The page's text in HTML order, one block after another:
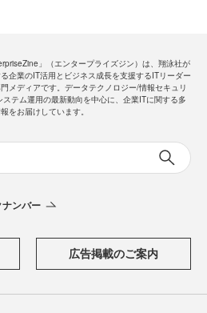
」（エンタープライズジン）は、翔泳社が
企業のIT活用とビジネス成長を支援するITリーダー
メディアです。データテクノロジー/情報セキュリ
ステム運用の最新動向を中心に、企業ITに関する多
をお届けしています。
ンバー
広告掲載のご案内